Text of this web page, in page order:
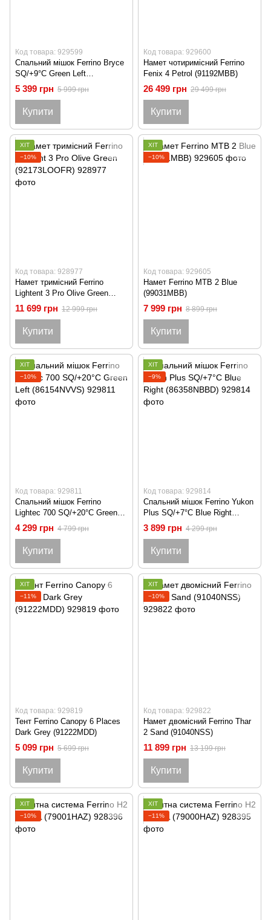
Код товара: 929599
Спальний мішок Ferrino Bryce
SQ/+9°C Green Left
(86376MVVS)
5 399 грн 5 999 грн
Купити
Код товара: 929600
Намет чотиримісний Ferrino
Fenix 4 Petrol (91192MBB)
26 499 грн 29 499 грн
Купити
ХІТ
−10%
Код товара: 928977
Намет тримісний Ferrino
Lightent 3 Pro Olive Green
(92173LOOFR)
11 699 грн 12 999 грн
Купити
ХІТ
−10%
Код товара: 929605
Намет Ferrino MTB 2 Blue
(99031MBB)
7 999 грн 8 899 грн
Купити
ХІТ
−10%
Код товара: 929811
Спальний мішок Ferrino
Lightec 700 SQ/+20°C Green
Left (86154NVVS)
4 299 грн 4 799 грн
Купити
ХІТ
−9%
Код товара: 929814
Спальний мішок Ferrino Yukon
Plus SQ/+7°C Blue Right
(86358NBBD)
3 899 грн 4 299 грн
Купити
ХІТ
−11%
Код товара: 929819
Тент Ferrino Canopy 6 Places
Dark Grey (91222MDD)
5 099 грн 5 699 грн
Купити
ХІТ
−10%
Код товара: 929822
Намет двомісний Ferrino Thar
2 Sand (91040NSS)
11 899 грн 13 199 грн
Купити
ХІТ
−10%
ХІТ
−11%